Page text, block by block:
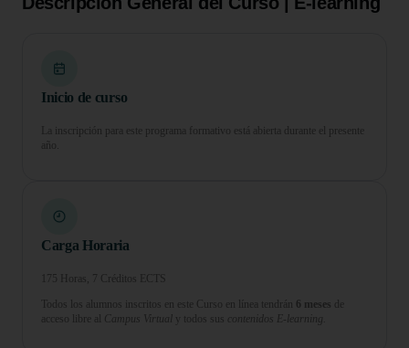
Inicio de curso
La inscripción para este programa formativo está abierta durante el presente
año.
Carga Horaria
175 Horas, 7 Créditos ECTS
Todos los alumnos inscritos en este Curso en línea tendrán 6 meses de
acceso libre al Campus Virtual y todos sus contenidos E-learning.